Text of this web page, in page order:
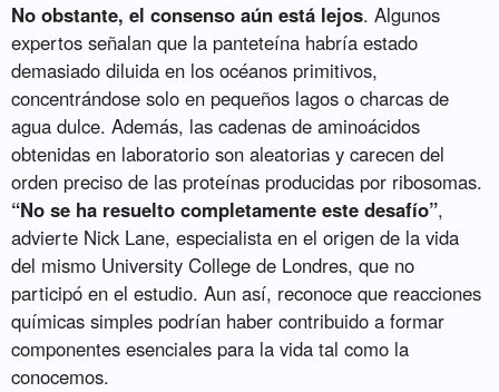
No obstante, el consenso aún está lejos. Algunos
expertos señalan que la panteteína habría estado
demasiado diluida en los océanos primitivos,
concentrándose solo en pequeños lagos o charcas de
agua dulce. Además, las cadenas de aminoácidos
obtenidas en laboratorio son aleatorias y carecen del
orden preciso de las proteínas producidas por ribosomas.
“No se ha resuelto completamente este desafío”,
advierte Nick Lane, especialista en el origen de la vida
del mismo University College de Londres, que no
participó en el estudio. Aun así, reconoce que reacciones
químicas simples podrían haber contribuido a formar
componentes esenciales para la vida tal como la
conocemos.